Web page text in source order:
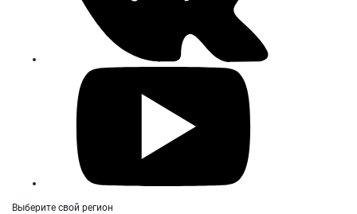
Выберите свой регион